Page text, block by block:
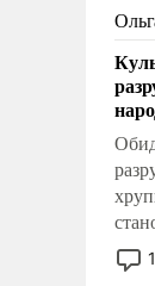
и ее